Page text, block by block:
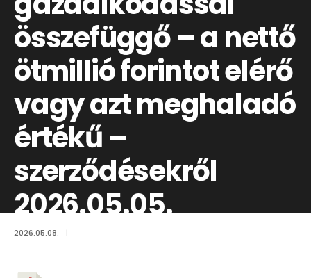
összefüggő – a nettő
ötmillió forintot elérő
vagy azt meghaladó
értékű –
szerződésekről
2026.05.05.
2026.05.08. |